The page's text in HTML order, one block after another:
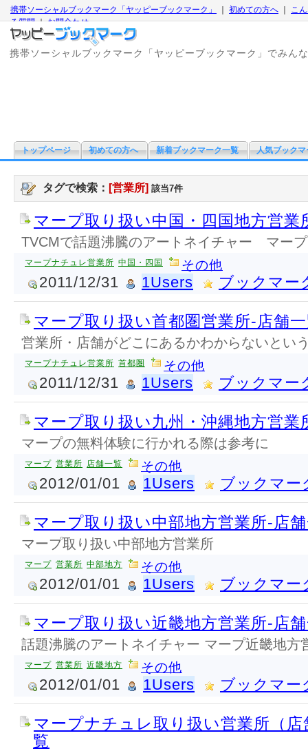
携帯ソーシャルブックマーク「ヤッピーブックマーク」 初めての方へ
こ
る質問｜お問合わせ
携帯ソーシャルブックマーク「ヤッピーブックマーク」でみん
トップページ 初めての方へ 新着ブックマーク一覧 人気ブックマ
タグで検索： [営業所] 該当7件
マープ取り扱い中国・四国地方営業
TVCMで話題沸騰のアートネイチャー マー
マープナチュレ営業所 中国・四国 その他
2011/12/31 1Users ブックマー
マープ取り扱い首都圏営業所-店舗
営業所・店舗がどこにあるかわからないとい
マープナチュレ営業所 首都圏 その他
2011/12/31 1Users ブックマー
マープ取り扱い九州・沖縄地方営業
マープの無料体験に行かれる際は参考に
マープ 営業所 店舗一覧 その他
2012/01/01 1Users ブックマー
マープ取り扱い中部地方営業所-店
マープ取り扱い中部地方営業所
マープ 営業所 中部地方 その他
2012/01/01 1Users ブックマー
マープ取り扱い近畿地方営業所-店
話題沸騰のアートネイチャー マープ近畿地方
マープ 営業所 近畿地方 その他
2012/01/01 1Users ブックマー
マープナチュレ取り扱い営業所（
覧